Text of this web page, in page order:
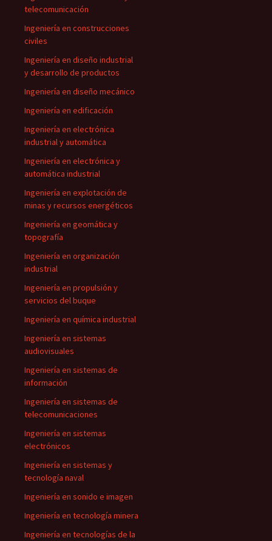
telecomunicación
Ingeniería en construcciones
civiles
Ingeniería en diseño industrial
y desarrollo de productos
Ingeniería en diseño mecánico
Ingeniería en edificación
Ingeniería en electrónica
industrial y automática
Ingeniería en electrónica y
automática industrial
Ingeniería en explotación de
minas y recursos energéticos
Ingeniería en geomática y
topografía
Ingeniería en organización
industrial
Ingeniería en propulsión y
servicios del buque
Ingeniería en química industrial
Ingeniería en sistemas
audiovisuales
Ingeniería en sistemas de
información
Ingeniería en sistemas de
telecomunicaciones
Ingeniería en sistemas
electrónicos
Ingeniería en sistemas y
tecnología naval
Ingeniería en sonido e imagen
Ingeniería en tecnología minera
Ingeniería en tecnologías de la